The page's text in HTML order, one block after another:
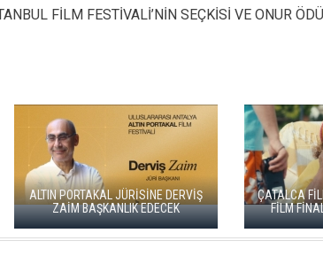
FİLM FESTİVALİ’NİN SEÇKİSİ VE ONUR
ALTIN PORTAKAL JÜRİSİNE DERVİŞ
ZAİM BAŞKANLIK EDECEK
ÇATALCA
FİLM